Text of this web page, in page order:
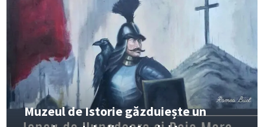
Muzeul de Istorie găzduiește un